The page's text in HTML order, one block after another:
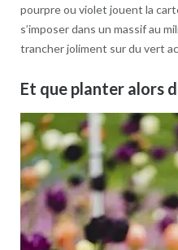
pourpre ou violet jouent la
s’imposer dans un massif au
trancher joliment sur du vert
Et que planter alors